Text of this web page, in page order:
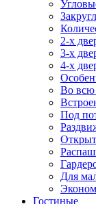
2-х
3-х
4-х
Во всю
Под
Для
Эконом
Гостиные